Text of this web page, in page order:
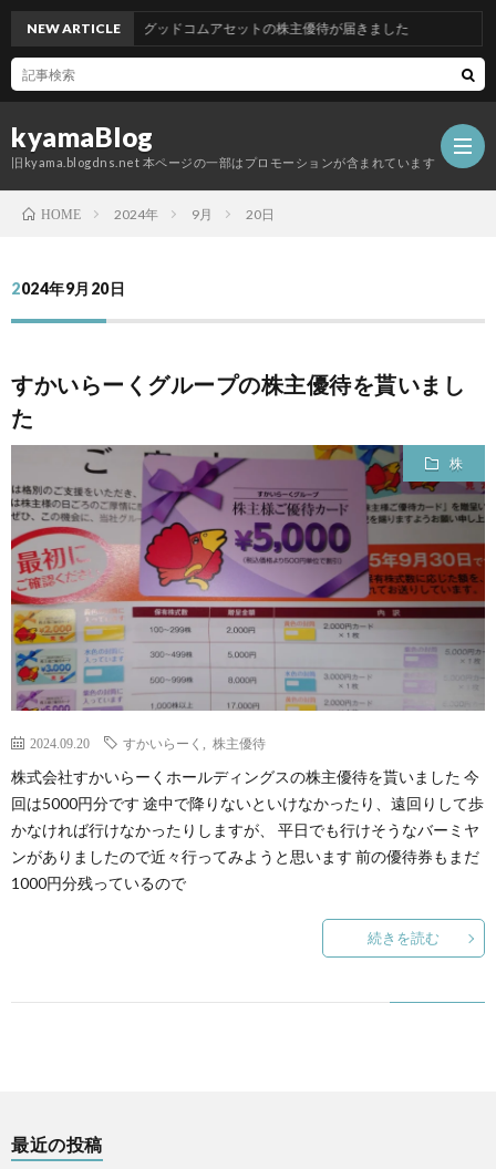
kyamaBlog
旧kyama.blogdns.net 本ページの一部はプロモーションが含まれています
NEW ARTICLE グッドコムアセットの株主優待が届きました
HOME 2024年 9月 20日
2024年9月20日
すかいらーくグループの株主優待を貰いまし
た
株
2024.09.20 すかいらーく 株主優待
株式会社すかいらーくホールディングスの株主優待を貰いました 今
回は5000円分です 途中で降りないといけなかったり、遠回りして歩
かなければ行けなかったりしますが、 平日でも行けそうなバーミヤ
ンがありましたので近々行ってみようと思います 前の優待券もまだ
1000円分残っているので
続きを読む
最近の投稿